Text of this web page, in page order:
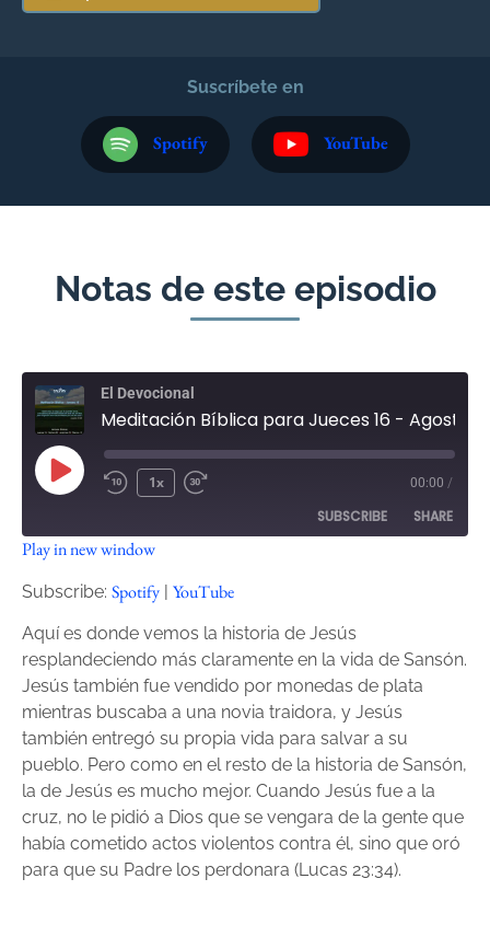
Suscríbete en
Spotify YouTube
Notas de este episodio
El Devocional
1x 00:00 /
SUBSCRIBE SHARE
Spotify
SHARE
LINK
EMBED
Play in new window
Subscribe: Spotify | YouTube
Aquí es donde vemos la historia de Jesús
resplandeciendo más claramente en la vida de Sansón.
Jesús también fue vendido por monedas de plata
mientras buscaba a una novia traidora, y Jesús
también entregó su propia vida para salvar a su
pueblo. Pero como en el resto de la historia de Sansón,
la de Jesús es mucho mejor. Cuando Jesús fue a la
cruz, no le pidió a Dios que se vengara de la gente que
había cometido actos violentos contra él, sino que oró
para que su Padre los perdonara (Lucas 23:34).